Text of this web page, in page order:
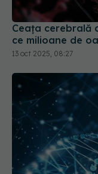
Ceața cerebrală
ce milioane de
13 oct 2025, 08:27